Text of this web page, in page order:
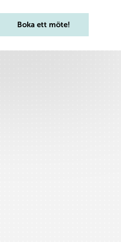
Boka ett möte!